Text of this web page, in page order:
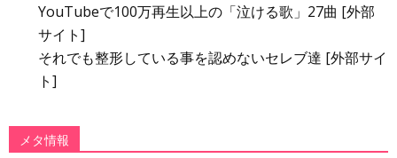
YouTubeで100万再生以上の「泣ける歌」27曲 [外部
サイト]
それでも整形している事を認めないセレブ達 [外部サイ
ト]
メタ情報